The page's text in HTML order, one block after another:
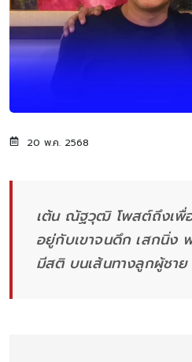
20 พ.ค. 2568
เต้น ณัฐวุฒิ โพสต์ถึงเพื่อ
อยู่กับเขาจนดึก เสกนิ่ง
มีสติ บนเส้นทางลูกผู้ชาย